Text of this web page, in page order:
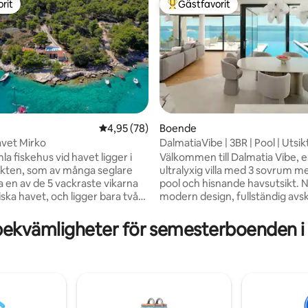
betyg, 62 omdömen4,95 av 5 i genomsnittligt betyg, 78
4,95 (78)
Mirko
fiskehus vid havet ligger i
som av många seglare
en av de 5 vackraste vikarna
havet, och ligger bara två
och snorkling bara några
säng är utmärkta
njuta av
Populär gästfavorit
Gästfavorit
Boende
DalmatiaVibe | 3BR | Pool |
Välkommen till Dalmatia Vibe,
ultralyxig villa med 3 sovrum
pool och hisnande havsutsikt. Njut av
modern design, fullständig
ett fullt utrustat kök,
snabbt Wi-Fi och en terrass
och njut av Adriatiska havets
för semesterboenden i